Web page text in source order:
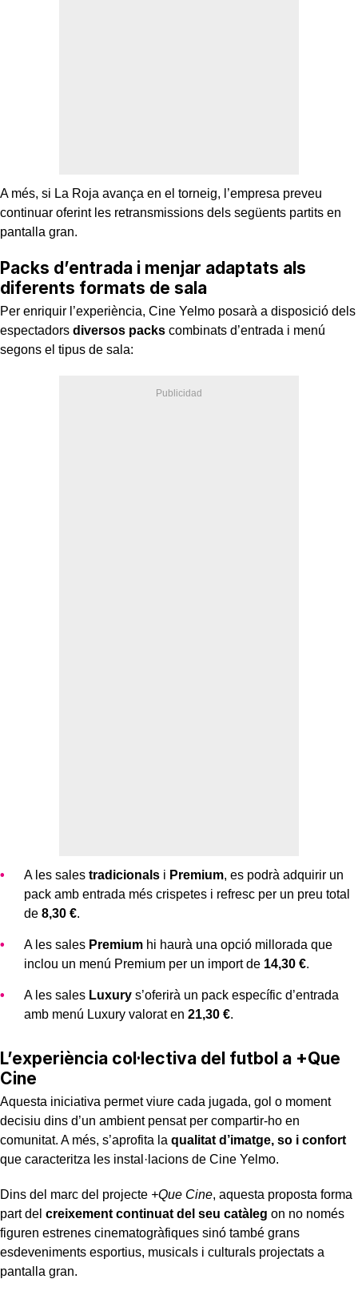
A més, si La Roja avança en el torneig, l’empresa preveu
continuar oferint les retransmissions dels següents partits en
pantalla gran.
Packs d’entrada i menjar adaptats als
diferents formats de sala
Per enriquir l’experiència, Cine Yelmo posarà a disposició dels
espectadors diversos packs combinats d’entrada i menú
segons el tipus de sala:
A les sales tradicionals i Premium, es podrà adquirir un
pack amb entrada més crispetes i refresc per un preu total
de 8,30 €.
A les sales Premium hi haurà una opció millorada que
inclou un menú Premium per un import de 14,30 €.
A les sales Luxury s’oferirà un pack específic d’entrada
amb menú Luxury valorat en 21,30 €.
L’experiència col·lectiva del futbol a +Que
Cine
Aquesta iniciativa permet viure cada jugada, gol o moment
decisiu dins d’un ambient pensat per compartir-ho en
comunitat. A més, s’aprofita la qualitat d’imatge, so i confort
que caracteritza les instal·lacions de Cine Yelmo.
Dins del marc del projecte +Que Cine, aquesta proposta forma
part del creixement continuat del seu catàleg on no només
figuren estrenes cinematogràfiques sinó també grans
esdeveniments esportius, musicals i culturals projectats a
pantalla gran.